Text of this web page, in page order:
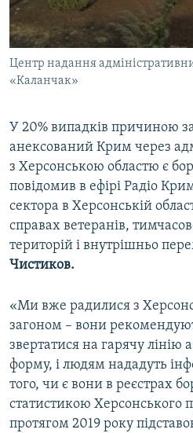
СВІДЧЕННЯ ОКУПАЦІЇ
УКРАЇНСЬКА ПРОБЛЕМА КРИМУ
ІНФОГРАФІКА
Qırımtatar
ДОЛУЧАЙСЯ!
Усі сайти RFE/RL
Центр надання
«Каланчак»
У 20% випадків причиною
анексований Крим через
з Херсонською областю є
повідомив в ефірі Радіо
сектора в Херсонській
справах ветеранів,
територій і внутрішньо
Чистиков.
«Ми вже радилися з
загоном – вони
звертатися на гарячу лінію
форму, і людям нададуть
того, чи є вони в реєстрах
статистикою Херсонського
протягом 2019 року